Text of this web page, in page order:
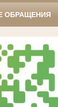
ОБРАЩЕНИЯ